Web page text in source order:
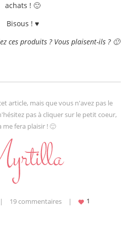
achats ! 🙂
Bisous ! ♥
ces produits ? Vous plaisent-ils ? 🙂
article, mais que vous n'avez pas le
pas à cliquer sur le petit coeur,
me fera plaisir ! 🙂
| 19 commentaires |